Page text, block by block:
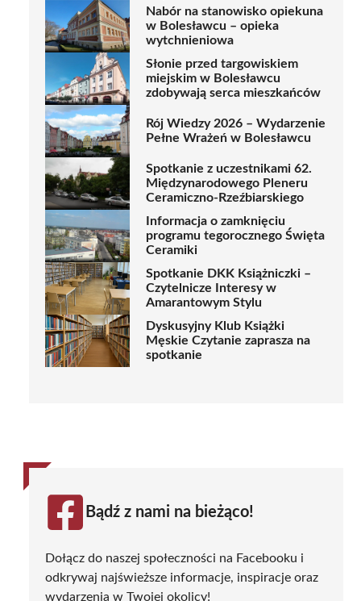
Nabór na stanowisko opiekuna
w Bolesławcu – opieka
wytchnieniowa
Słonie przed targowiskiem
miejskim w Bolesławcu
zdobywają serca mieszkańców
Rój Wiedzy 2026 – Wydarzenie
Pełne Wrażeń w Bolesławcu
Spotkanie z uczestnikami 62.
Międzynarodowego Pleneru
Ceramiczno-Rzeźbiarskiego
Informacja o zamknięciu
programu tegorocznego Święta
Ceramiki
Spotkanie DKK Książniczki –
Czytelnicze Interesy w
Amarantowym Stylu
Dyskusyjny Klub Książki
Męskie Czytanie zaprasza na
spotkanie
Bądź z nami na bieżąco!
Dołącz do naszej społeczności na Facebooku i
odkrywaj najświeższe informacje, inspiracje oraz
wydarzenia w Twojej okolicy!